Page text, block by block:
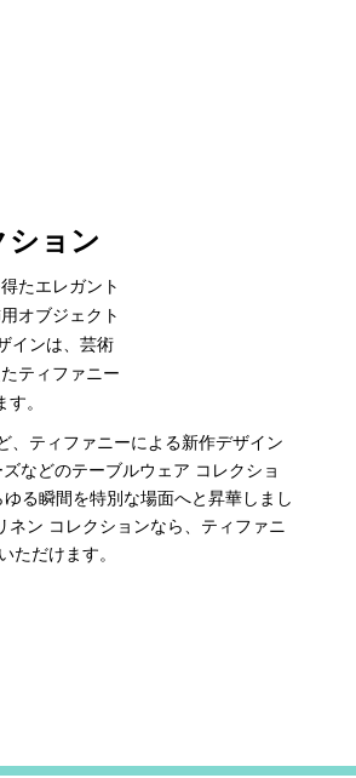
ション
たエレガント
オブジェクト
インは、芸術
ティファニー
。
、ティファニーによる新作デザイン
などのテーブルウェア コレクショ
る瞬間を特別な場面へと昇華しまし
ネン コレクションなら、ティファニ
ただけます。